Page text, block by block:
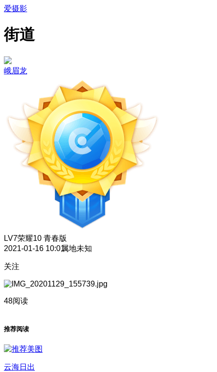
爱摄影
街道
峨眉龙
LV7荣耀10 青春版
2021-01-16 10:01属地未知
关注
48阅读
推荐阅读
云海日出